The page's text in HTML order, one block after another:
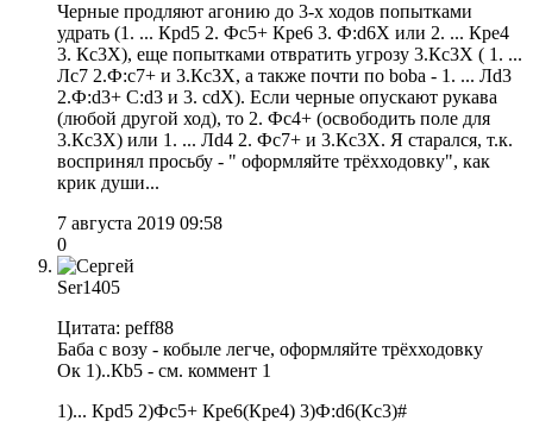
Черные продляют агонию до 3-х ходов попытками
удрать (1. ... Крd5 2. Фс5+ Кре6 3. Ф:d6Х или 2. ... Кре4
3. Кс3Х), еще попытками отвратить угрозу 3.Кс3Х ( 1. ...
Лс7 2.Ф:с7+ и 3.Кс3Х, а также почти по boba - 1. ... Лd3
2.Ф:d3+ С:d3 и 3. сdХ). Если черные опускают рукава
(любой другой ход), то 2. Фс4+ (освободить поле для
3.Кс3Х) или 1. ... Лd4 2. Фс7+ и 3.Кс3Х. Я старался, т.к.
воспринял просьбу - " оформляйте трёхходовку", как
крик души...
7 августа 2019 09:58
0
Ser1405
Цитата: peff88
Баба с возу - кобыле легче, оформляйте трёхходовку
Ок 1)..Кb5 - см. коммент 1
1)... Крd5 2)Фс5+ Кре6(Кре4) 3)Ф:d6(Кс3)#